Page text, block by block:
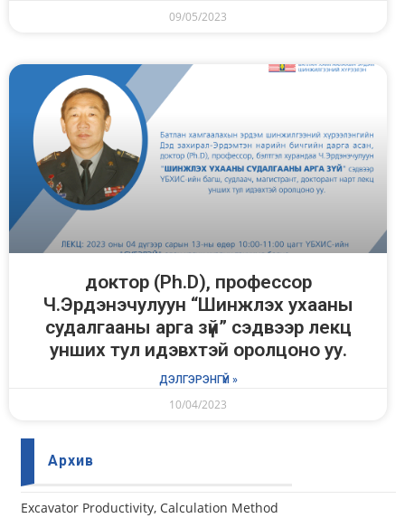
09/05/2023
доктор (Ph.D), профессор
Ч.Эрдэнэчулуун “Шинжлэх ухааны
судалгааны арга зүй” сэдвээр лекц
унших тул идэвхтэй оролцоно уу.
ДЭЛГЭРЭНГҮЙ »
10/04/2023
Архив
Еxcavator Productivity, Calculation Method